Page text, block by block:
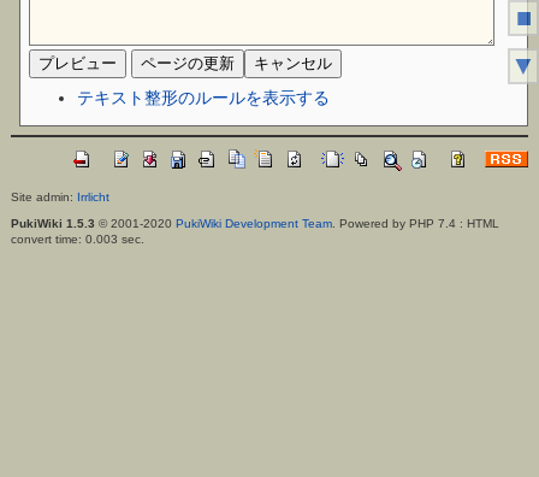
テキスト整形のルールを表示する
Site admin: Irrlicht
PukiWiki 1.5.3 © 2001-2020 PukiWiki Development Team. Powered by PHP 7.4 : HTML
convert time: 0.003 sec.
■
▼